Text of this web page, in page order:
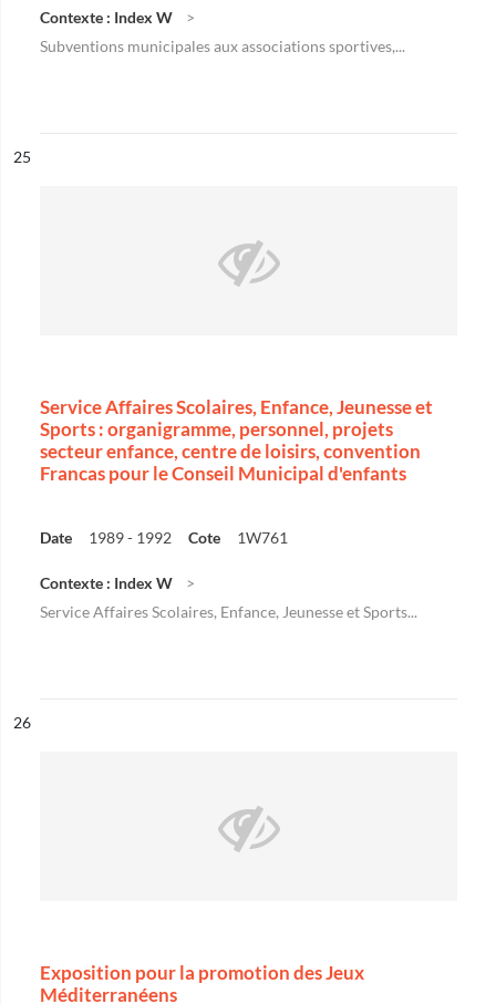
Contexte : Index W
Subventions municipales aux associations sportives,...
n°
25
Service Affaires Scolaires, Enfance, Jeunesse et
Sports : organigramme, personnel, projets
secteur enfance, centre de loisirs, convention
Francas pour le Conseil Municipal d'enfants
Date 1989 - 1992 Cote 1W761
Contexte : Index W
Service Affaires Scolaires, Enfance, Jeunesse et Sports...
n°
26
Exposition pour la promotion des Jeux
Méditerranéens